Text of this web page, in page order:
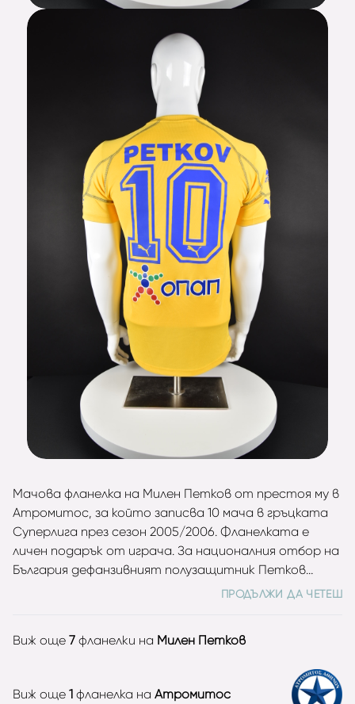
Мачова фланелка на Милен Петков от престоя му в
Атромитос, за който записва 10 мача в гръцката
Суперлига през сезон 2005/2006. Фланелката е
личен подарък от играча. За националния отбор на
България дефанзивният полузащитник Петков
записва 41 двубоя с 1 попадение в периода 1995 –
Португалия 2004.
ПРОДЪЛЖИ ДА ЧЕТЕШ
Виж още 7 фланелки на Милен Петков
Виж още 1 фланелка на Атромитос